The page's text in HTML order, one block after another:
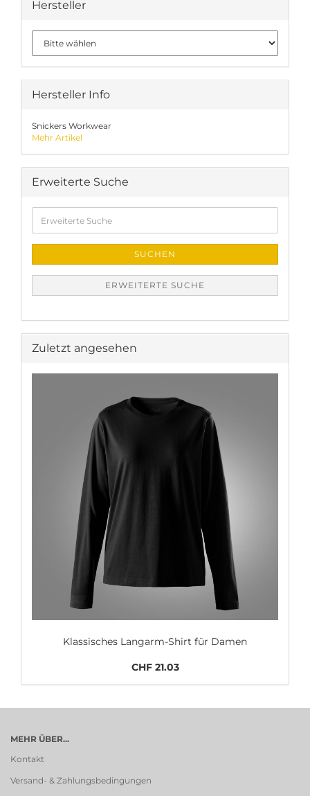
Hersteller
Hersteller Info
Snickers Workwear
Mehr Artikel
Erweiterte Suche
Suche
SUCHEN
ERWEITERTE SUCHE
Zuletzt angesehen
Klassisches Langarm-Shirt für Damen
CHF 21.03
MEHR ÜBER...
Kontakt
Versand- & Zahlungsbedingungen